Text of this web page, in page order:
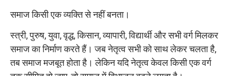
समाज किसी एक व्यक्ति से नहीं बनता।
स्त्री, पुरुष, युवा, वृद्ध, किसान, व्यापारी, विद्यार्थी और सभी वर्ग मिलकर
समाज का निर्माण करते हैं। जब नेतृत्व सभी को साथ लेकर चलता है,
तब समाज मजबूत होता है। लेकिन यदि नेतृत्व केवल किसी एक वर्ग